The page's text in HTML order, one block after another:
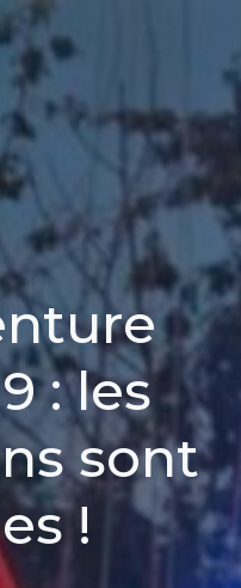
: les
sont
!